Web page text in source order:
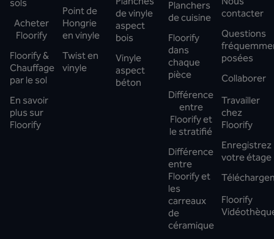
sols
Acheter
Floorify
Floorify &
Chauffage
par le sol
En savoir
plus sur
Floorify
Point de
Hongrie
en vinyle
Twist en
vinyle
de vinyle
aspect
bois
Vinyle
aspect
béton
Planchers
de cuisine
Floorify
dans
chaque
pièce
Différence
entre
Floorify et
le stratifié
Différence
entre
Floorify et
les
carreaux
de
céramique
contacter
Questions
posées
Collaborer
Travailler
chez
Floorify
Enregistrez
votre étage
Floorify